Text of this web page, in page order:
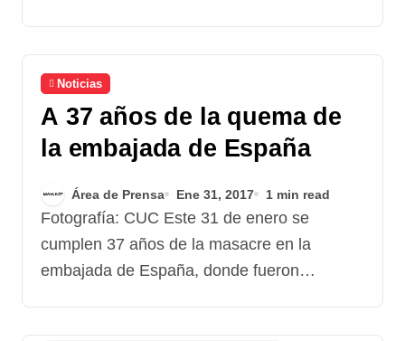
Noticias
A 37 años de la quema de
la embajada de España
Área de Prensa Ene 31, 2017 1 min read
Fotografía: CUC Este 31 de enero se
cumplen 37 años de la masacre en la
embajada de España, donde fueron…